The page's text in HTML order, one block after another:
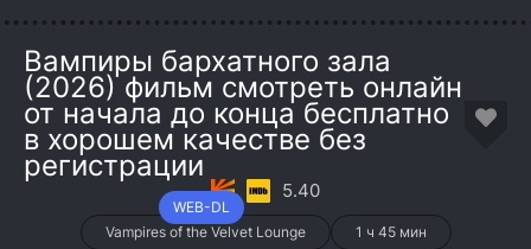
Вампиры бархатного зала
(2026) фильм смотреть онлайн
от начала до конца бесплатно
в хорошем качестве без
регистрации
WEB-DL
5.40
Vampires of the Velvet Lounge 1 ч 45 мин